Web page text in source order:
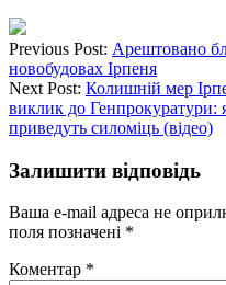
Previous Post: Арештовано
новобудовах Ірпеня
Next Post: Колишній мер
виклик до Генпрокуратури:
приведуть силоміць (відео)
Залишити відповідь
Ваша e-mail адреса не
поля позначені *
Коментар *